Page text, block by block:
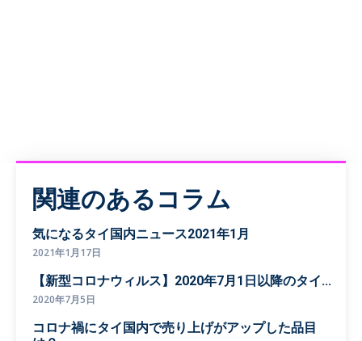
関連のあるコラム
気になるタイ国内ニュース2021年1月
2021年1月17日
【新型コロナウィルス】2020年7月1日以降のタイ...
2020年7月5日
コロナ禍にタイ国内で売り上げがアップした品目